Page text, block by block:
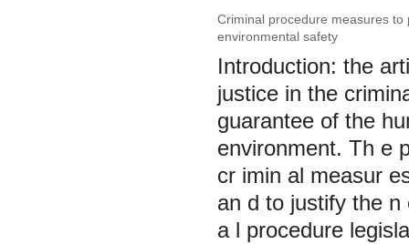
Criminal procedure measures
environmental safety
Introduction: the
justice in the
guarantee of the
environment. Th e
cr imin al measur
an d to justify the n
a l procedure